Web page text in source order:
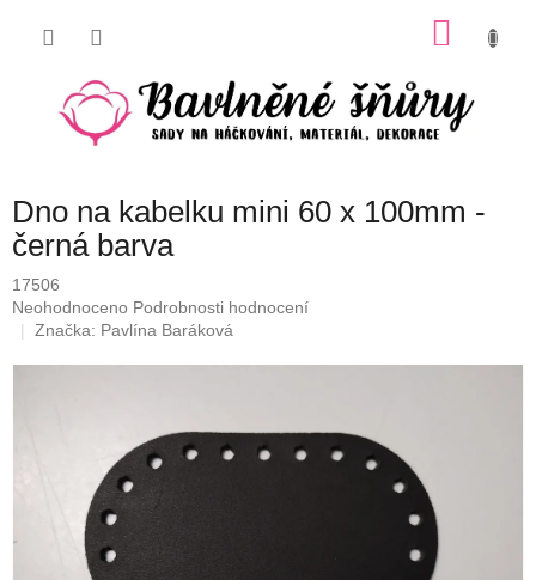
Dno na kabelku mini 60 x 100mm -
černá barva
17506
Průměrné
hodnocení
Neohodnoceno Podrobnosti hodnocení
Značka: Pavlína Baráková